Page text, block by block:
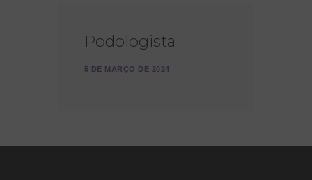
Podologista
5 DE MARÇO DE 2024